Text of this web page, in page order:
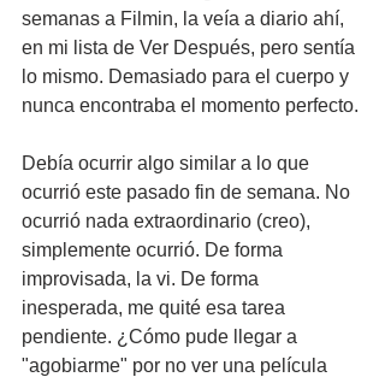
semanas a Filmin, la veía a diario ahí,
en mi lista de Ver Después, pero sentía
lo mismo. Demasiado para el cuerpo y
nunca encontraba el momento perfecto.
Debía ocurrir algo similar a lo que
ocurrió este pasado fin de semana. No
ocurrió nada extraordinario (creo),
simplemente ocurrió. De forma
improvisada, la vi. De forma
inesperada, me quité esa tarea
pendiente. ¿Cómo pude llegar a
"agobiarme" por no ver una película